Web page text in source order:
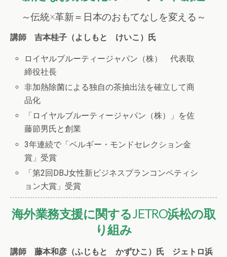
～伝統×革新＝日本のおもてなしを変える～
講師 吉本桂子（よしもと けいこ）氏
ロイヤルブルーティージャパン（株） 代表取
締役社長
非加熱除菌による独自の茶抽出法を確立して商
品化
「ロイヤルブルーティージャパン（株）」を佐
藤節男氏と創業
3年連続で「ベルギー・モンドセレクション金
賞」受賞
「第2回DBJ女性新ビジネスプランコンペティシ
ョン大賞」受賞
海外業務支援に関するJETRO浜松の取
り組み
講師
藤本和彦（ふじもと かずひこ）氏 ジェトロ浜